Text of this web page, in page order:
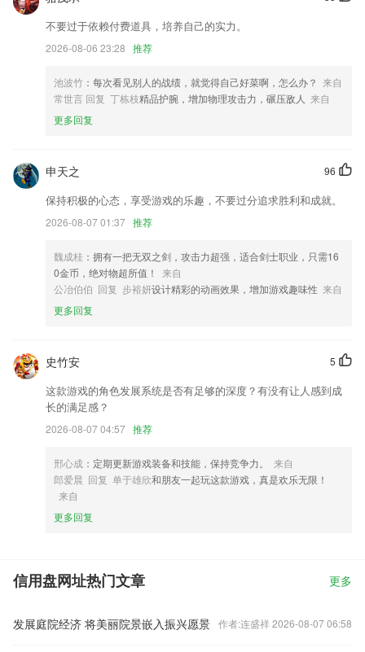
优化播放器mkv内嵌字幕背景问题
新增图片编辑消除笔功能，选择参考区域，涂抹消除照片中的瑕疵。
修复已知bug:
拍照取字文字识别速度，效率大幅提高!
以上就是信用盘网址的介绍，如果您喜欢这款软件，您可以到应用商店进
行打分评论，说出您的使用经历，以帮助我们更好的对产品进行优化修
不要过于依赖付费道具，培养自己的实力。
2026-08-06 23:28 推荐
池波竹 ：每次看见别人的战绩，就觉得自己好菜啊，怎么办？ 来自
常世言 回复 丁栋枝精品护腕，增加物理攻击力，碾压敌人 来自
更多回复
96
申天之
保持积极的心态，享受游戏的乐趣，不要过分追求胜利和成就。
2026-08-07 01:37 推荐
魏成桂 ：拥有一把无双之剑，攻击力超强，适合剑士职业，只需16
0金币，绝对物超所值！
来自
公冶伯伯 回复 步裕妍设计精彩的动画效果，增加游戏趣味性 来自
更多回复
5
史竹安
这款游戏的角色发展系统是否有足够的深度？有没有让人感到成
长的满足感？
2026-08-07 04:57 推荐
邢心成 ：定期更新游戏装备和技能，保持竞争力。
来自
郎爱晨 回复 单于雄欣和朋友一起玩这款游戏，真是欢乐无限！
来自
更多回复
信用盘网址热门文章 更多
发展庭院经济 将美丽院景嵌入振兴愿景 作者:连盛祥 2026-08-07 06:58